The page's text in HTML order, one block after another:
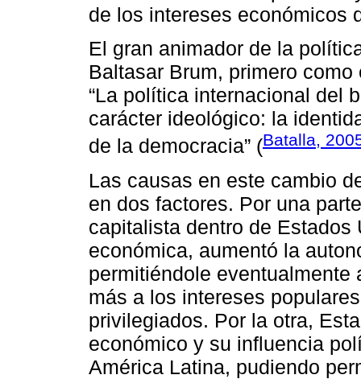
de los intereses económicos
El gran animador de la
Baltasar Brum, primero
“La política internacional del
carácter ideológico: la
de la democracia” (Batalla,
Las causas en este cambio
en dos factores. Por una
capitalista dentro de
económica, aumentó la
permitiéndole
más a los intereses
privilegiados. Por la otra,
económico y su influencia
América Latina, pudiendo